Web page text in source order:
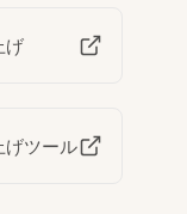
げ
げツール